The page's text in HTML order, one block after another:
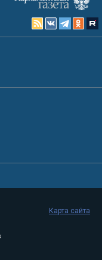
Карта сайта